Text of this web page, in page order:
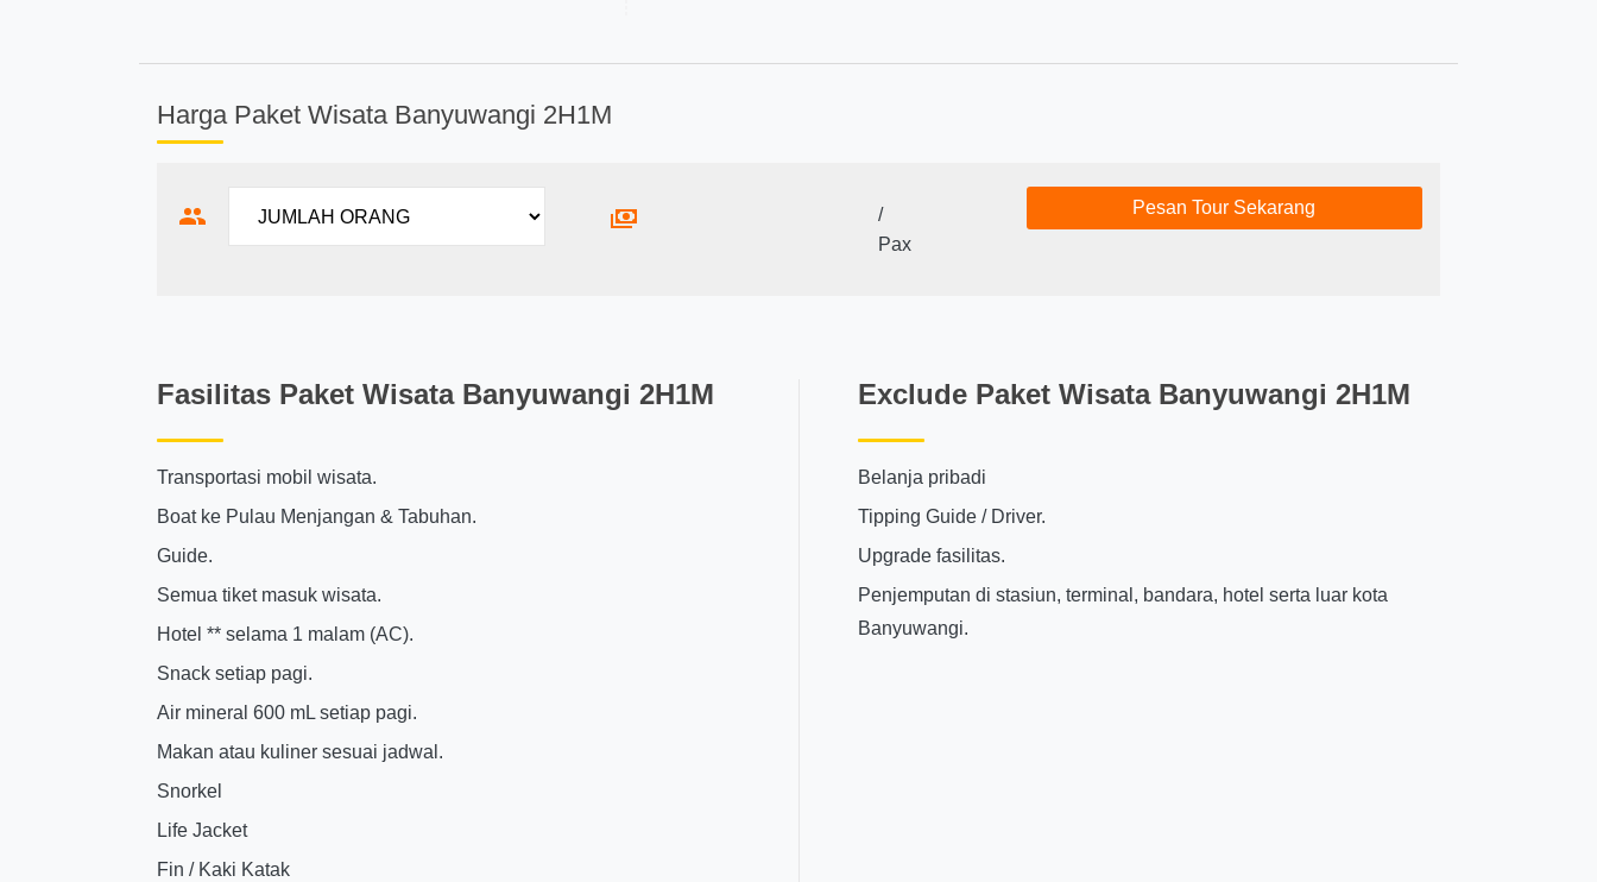
Harga Paket Wisata Banyuwangi 2H1M
/
Pax
Pesan Tour Sekarang
Fasilitas Paket Wisata Banyuwangi 2H1M
Transportasi mobil wisata.
Boat ke Pulau Menjangan & Tabuhan.
Guide.
Semua tiket masuk wisata.
Hotel ** selama 1 malam (AC).
Snack setiap pagi.
Air mineral 600 mL setiap pagi.
Makan atau kuliner sesuai jadwal.
Snorkel
Life Jacket
Fin / Kaki Katak
Exclude Paket Wisata Banyuwangi 2H1M
Belanja pribadi
Tipping Guide / Driver.
Upgrade fasilitas.
Penjemputan di stasiun, terminal, bandara, hotel serta luar kota
Banyuwangi.